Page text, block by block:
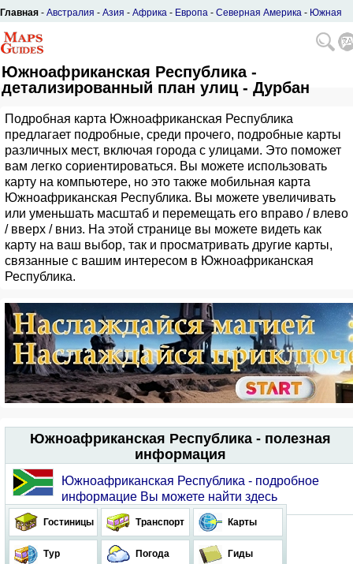
Главная - Австралия - Азия - Африка - Европа - Северная Америка - Южная
Южноафриканская Республика -
детализированный план улиц - Дурбан
Подробная карта Южноафриканская Республика
предлагает подробные, среди прочего, подробные карты
различных мест, включая города с улицами. Это поможет
вам легко сориентироваться. Вы можете использовать
карту на компьютере, но это также мобильная карта
Южноафриканская Республика. Вы можете увеличивать
или уменьшать масштаб и перемещать его вправо / влево
/ вверх / вниз. На этой странице вы можете видеть как
карту на ваш выбор, так и просматривать другие карты,
связанные с вашим интересом в Южноафриканская
Республика.
Южноафриканская Республика - полезная
информация
Южноафриканская Республика - подробное
информацие Вы можете найти здесь
Гостиницы Транспорт Карты
Тур Погода Гиды